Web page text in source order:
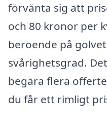
förvänta sig att
och 80 kronor per
beroende på
svårighetsgrad.
begära flera
du får ett rimligt